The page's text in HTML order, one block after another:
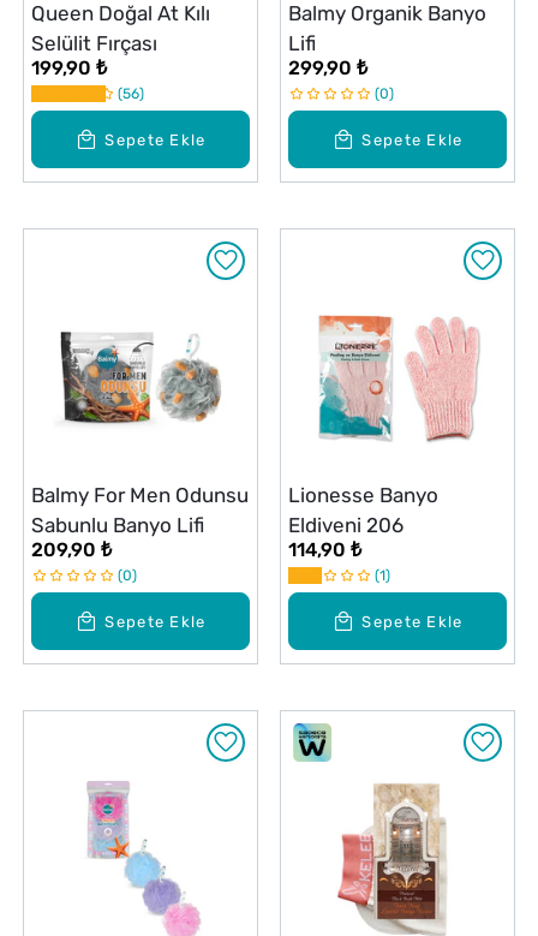
Sepete Ekle
Queen Doğal At Kılı
Selülit Fırçası
199,90 ₺
56
Sepete Ekle
Balmy Organik Banyo
Lifi
299,90 ₺
0
Sepete Ekle
Balmy For Men Odunsu
Sabunlu Banyo Lifi
209,90 ₺
0
Sepete Ekle
Lionesse Banyo
Eldiveni 206
114,90 ₺
1